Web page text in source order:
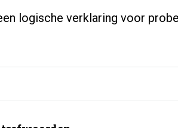
logische verklaring voor